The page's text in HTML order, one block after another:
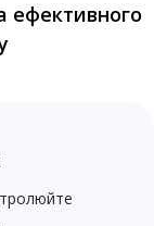
ефективного